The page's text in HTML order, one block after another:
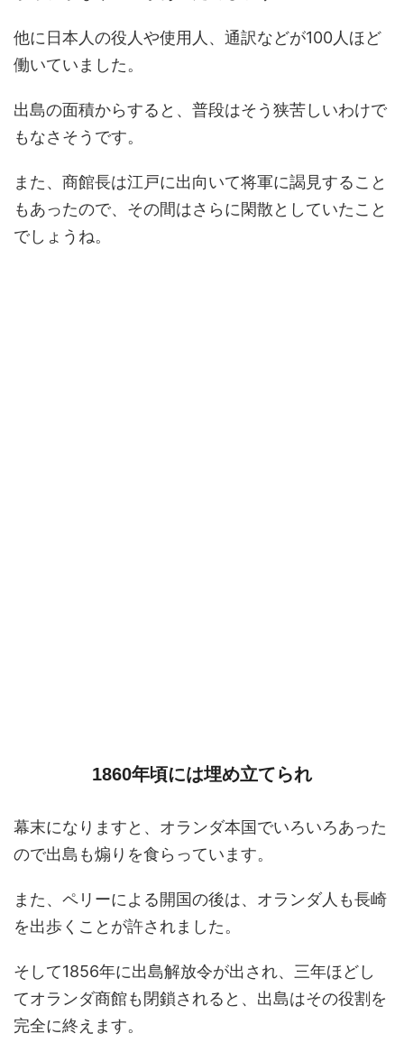
他に日本人の役人や使用人、通訳などが100人ほど
働いていました。
出島の面積からすると、普段はそう狭苦しいわけで
もなさそうです。
また、商館長は江戸に出向いて将軍に謁見すること
もあったので、その間はさらに閑散としていたこと
でしょうね。
1860年頃には埋め立てられ
幕末になりますと、オランダ本国でいろいろあった
ので出島も煽りを食らっています。
また、ペリーによる開国の後は、オランダ人も長崎
を出歩くことが許されました。
そして1856年に出島解放令が出され、三年ほどし
てオランダ商館も閉鎖されると、出島はその役割を
完全に終えます。